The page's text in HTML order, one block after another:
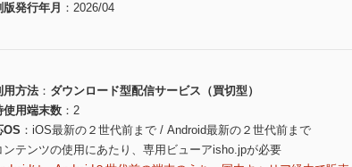
版発行年月
2026/04
用方法
ダウンロード型配信サービス（買切型）
使用端末数
2
OS
iOS最新の２世代前まで / Android最新の２世代前まで
テンツの使用にあたり、専用ビューアisho.jpが必要